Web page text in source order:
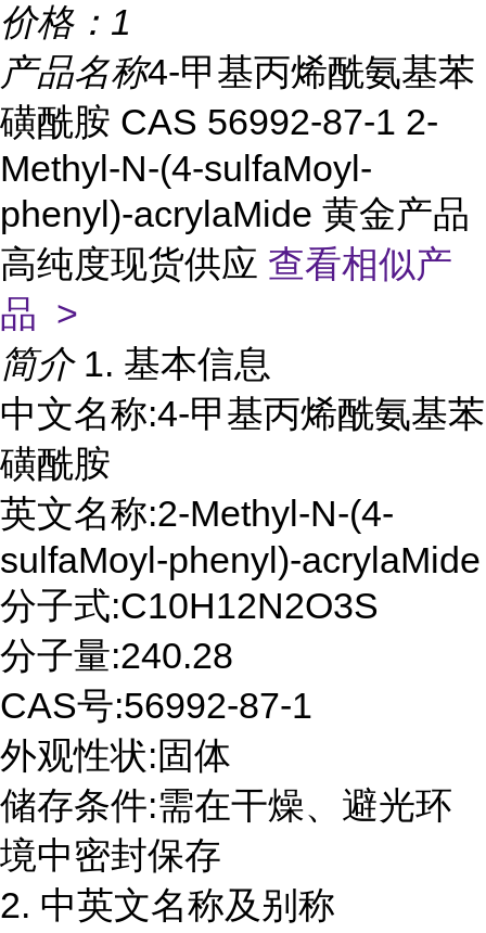
价格： 1
产品名称4-甲基丙烯酰氨基苯
磺酰胺 CAS 56992-87-1 2-
Methyl-N-(4-sulfaMoyl-
phenyl)-acrylaMide 黄金产品
高纯度现货供应 查看相似产
品 >
简介 1. 基本信息
中文名称:4-甲基丙烯酰氨基苯
磺酰胺
英文名称:2-Methyl-N-(4-
sulfaMoyl-phenyl)-acrylaMide
分子式:C10H12N2O3S
分子量:240.28
CAS号:56992-87-1
外观性状:固体
储存条件:需在干燥、避光环
境中密封保存
2. 中英文名称及别称